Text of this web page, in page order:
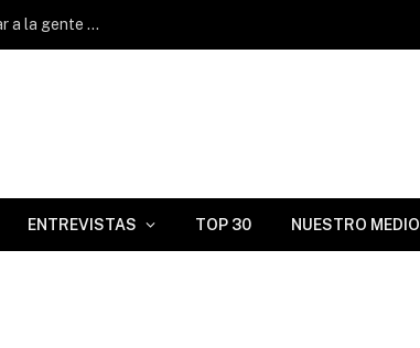
Nick Martínez: «Me siento muy orgulloso de representar a la gente cubanoamericana»
ENTREVISTAS TOP 30 NUESTRO MEDIO